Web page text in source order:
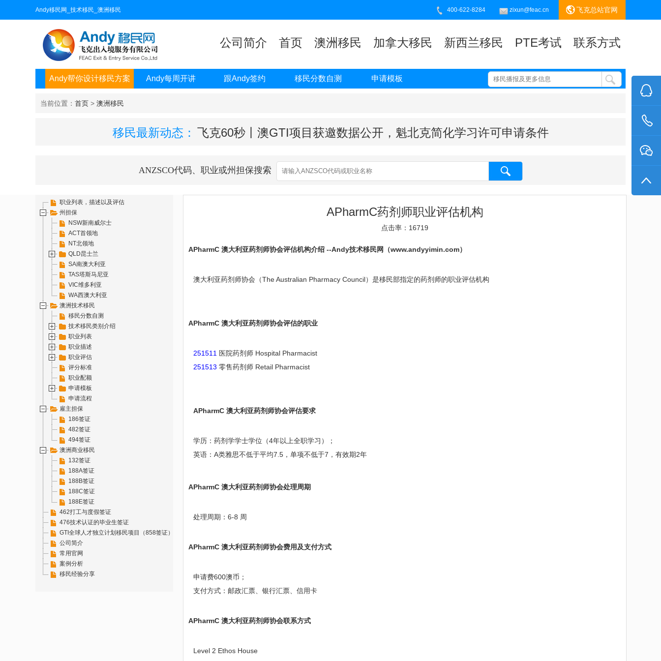
400-622-8284 zixun@feac.cn 飞克总站官网
Andy移民网_技术移民_澳洲移民
公司简介 首页 澳洲移民 加拿大移民 新西兰移民 PTE考试 联系方式
Andy帮你设计移民方案 Andy每周开讲 跟Andy签约 移民分数自测 申请模板
当前位置： 首页 > 澳洲移民
移民最新动态： 飞克60秒丨澳GTI项目获邀数据公开，魁北克简化学习许可申请条件
ANZSCO代码、职业或州担保搜索
职业列表，描述以及评估
州担保
NSW新南威尔士
ACT首领地
NT北领地
QLD昆士兰
SA南澳大利亚
TAS塔斯马尼亚
VIC维多利亚
WA西澳大利亚
澳洲技术移民
移民分数自测
技术移民类别介绍
职业列表
职业描述
职业评估
评分标准
职业配额
申请模板
申请流程
雇主担保
186签证
482签证
494签证
澳洲商业移民
132签证
188A签证
188B签证
188C签证
188E签证
462打工与度假签证
476技术认证的毕业生签证
GTI全球人才独立计划移民项目（858签证）
公司简介
常用官网
案例分析
移民经验分享
APharmC药剂师职业评估机构
点击率：16719
APharmC 澳大利亚药剂师协会评估机构介绍 --Andy技术移民网（www.andyyimin.com）
澳大利亚药剂师协会（The Australian Pharmacy Council）是移民部指定的药剂师的职业评估机构
APharmC 澳大利亚药剂师协会评估的职业
251511 医院药剂师 Hospital Pharmacist
251513 零售药剂师 Retail Pharmacist
APharmC 澳大利亚药剂师协会评估要求
学历：药剂学学士学位（4年以上全职学习）；
英语：A类雅思不低于平均7.5，单项不低于7，有效期2年
APharmC 澳大利亚药剂师协会处理周期
处理周期：6-8 周
APharmC 澳大利亚药剂师协会费用及支付方式
申请费600澳币；
支付方式：邮政汇票、银行汇票、信用卡
APharmC 澳大利亚药剂师协会联系方式
Level 2 Ethos House